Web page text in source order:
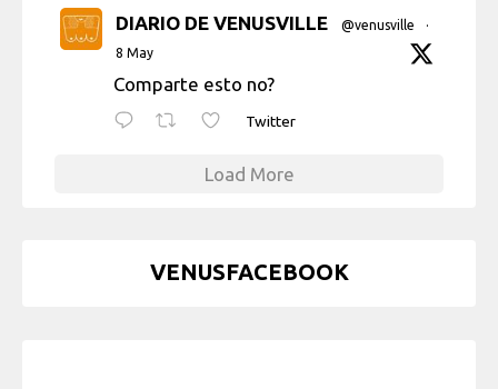
DIARIO DE VENUSVILLE @venusville
·
8 May
Comparte esto no?
Twitter
Load More
VENUSFACEBOOK